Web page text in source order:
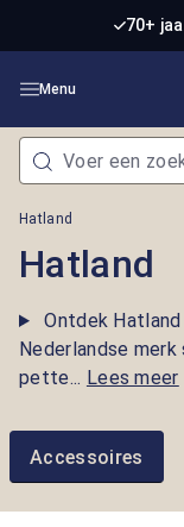
Ga naar de 70+
Menu
Hatland
Hatland
Ontdek Hatland
Nederlandse
pette... Lees meer
Accessoires